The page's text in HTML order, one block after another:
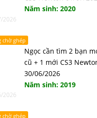
Năm sinh: 2020
2026
chờ ghép
Ngọc cần tìm 2 bạn
cũ + 1 mới CS3
30/06/2026
Năm sinh: 2019
2026
chờ ghép